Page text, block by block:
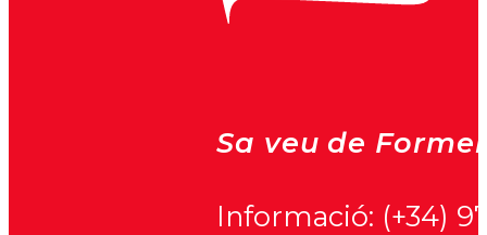
Sa veu de
Informació: (+34)